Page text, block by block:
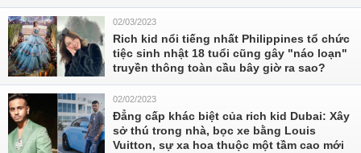
02/03/2023
Rich kid nổi tiếng nhất Philippines tổ chức
tiệc sinh nhật 18 tuổi cũng gây "náo loạn"
truyền thông toàn cầu bây giờ ra sao?
02/02/2023
Đẳng cấp khác biệt của rich kid Dubai: Xây
sở thú trong nhà, bọc xe bằng Louis
Vuitton, sự xa hoa thuộc một tầm cao mới